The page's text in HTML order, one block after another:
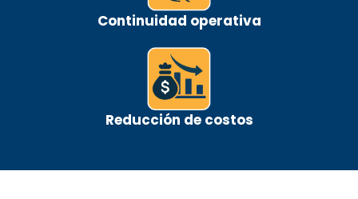
Continuidad operativa
Reducción de costos